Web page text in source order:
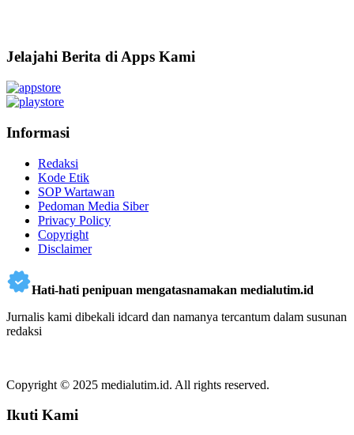
Jelajahi Berita di Apps Kami
Informasi
Redaksi
Kode Etik
SOP Wartawan
Pedoman Media Siber
Privacy Policy
Copyright
Disclaimer
Hati-hati penipuan mengatasnamakan medialutim.id
Jurnalis kami dibekali idcard dan namanya tercantum dalam susunan
redaksi
Copyright © 2025 medialutim.id. All rights reserved.
Ikuti Kami